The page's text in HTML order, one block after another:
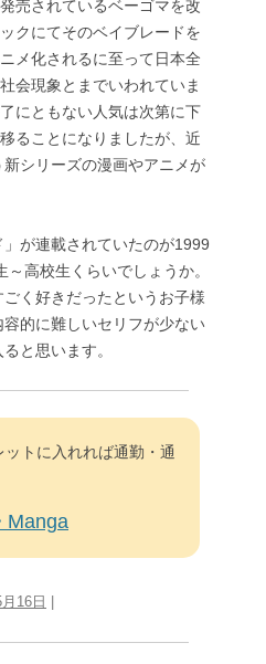
売されているベーゴマを改
クにてそのベイブレードを
メ化されるに至って日本全
会現象とまでいわれていま
にともない人気は次第に下
ることになりましたが、近
シリーズの漫画やアニメが
が連載されていたのが1999
高校生くらいでしょうか。
く好きだったというお子様
的に難しいセリフが少ない
と思います。
トに入れれば通勤・通
Manga
16日